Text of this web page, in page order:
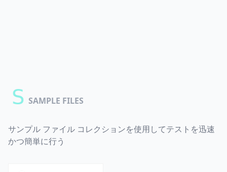
SAMPLE FILES
サンプル ファイル コレクションを使用してテストを迅速
かつ簡単に行う